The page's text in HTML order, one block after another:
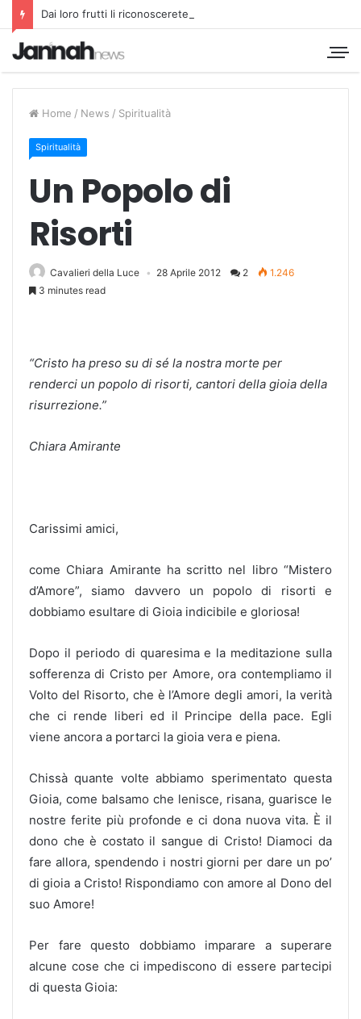
Dai loro frutti li riconoscerete
Home / News / Spiritualità
Spiritualità
Un Popolo di
Risorti
Cavalieri della Luce 28 Aprile 2012 2
1.246
3 minutes read
“Cristo ha preso su di sé la nostra morte per
renderci un popolo di risorti, cantori della gioia della
risurrezione.”
Chiara Amirante
Carissimi amici,
come Chiara Amirante ha scritto nel libro “Mistero
d’Amore”, siamo davvero un popolo di risorti e
dobbiamo esultare di Gioia indicibile e gloriosa!
Dopo il periodo di quaresima e la meditazione sulla
sofferenza di Cristo per Amore, ora contempliamo il
Volto del Risorto, che è l’Amore degli amori, la verità
che ci rende liberi ed il Principe della pace. Egli
viene ancora a portarci la gioia vera e piena.
Chissà quante volte abbiamo sperimentato questa
Gioia, come balsamo che lenisce, risana, guarisce le
nostre ferite più profonde e ci dona nuova vita. È il
dono che è costato il sangue di Cristo! Diamoci da
fare allora, spendendo i nostri giorni per dare un po’
di gioia a Cristo! Rispondiamo con amore al Dono del
suo Amore!
Per fare questo dobbiamo imparare a superare
alcune cose che ci impediscono di essere partecipi
di questa Gioia: